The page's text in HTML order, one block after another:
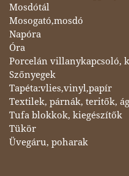
Mosdótál
Mosogató,mosdó
Napóra
Óra
Porcelán villanykapcsoló,
Szőnyegek
Tapéta:vlies,vinyl,papír
Textilek, párnák, teritők,
Tufa blokkok, kiegészítők
Tükör
Üvegáru, poharak